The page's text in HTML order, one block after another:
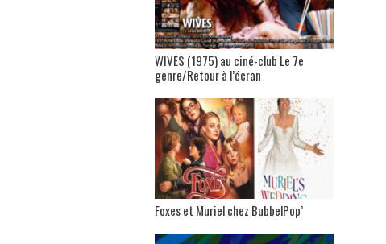
WIVES (1975) au ciné-club Le 7e
genre/Retour à l’écran
Foxes et Muriel chez BubbelPop’